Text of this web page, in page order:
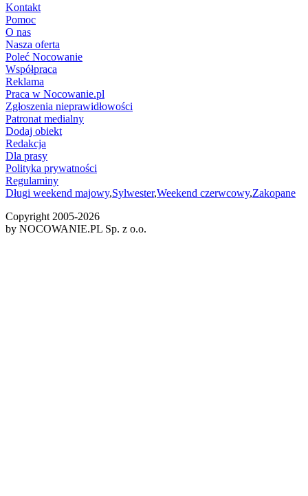
Kontakt
Pomoc
O nas
Nasza oferta
Poleć Nocowanie
Współpraca
Reklama
Praca w Nocowanie.pl
Zgłoszenia nieprawidłowości
Patronat medialny
Dodaj obiekt
Redakcja
Dla prasy
Polityka prywatności
Regulaminy
Długi weekend majowy,Sylwester,Weekend czerwcowy,Zakopane
Copyright 2005-2026
by NOCOWANIE.PL Sp. z o.o.